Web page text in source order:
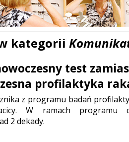
kategorii
test
profilaktyka
z programu badań
W ramach programu
2 dekady.